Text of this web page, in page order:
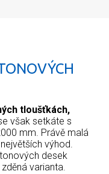
tloušťkách,
však setkáte s
mm. Právě malá
výhod.
desek
varianta.